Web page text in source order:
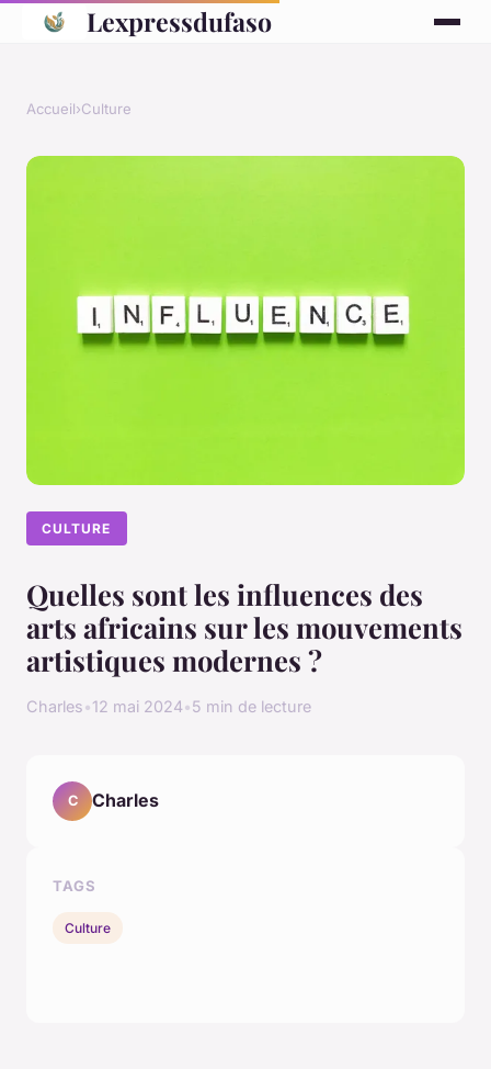
Lexpressdufaso
Accueil›Culture
CULTURE
Quelles sont les influences des
arts africains sur les mouvements
artistiques modernes ?
Charles•12 mai 2024•5 min de lecture
C Charles
TAGS
Culture